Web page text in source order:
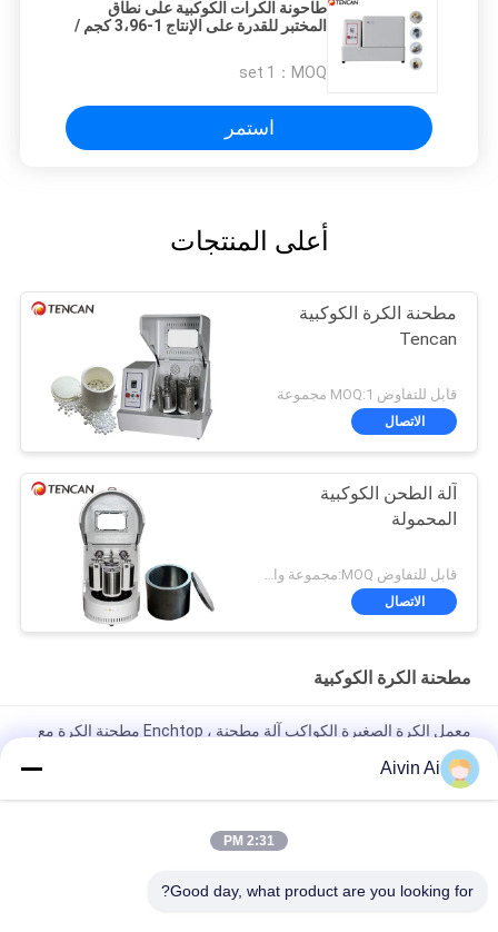
طاحونة الكرات الكوكبية على نطاق
المختبر للقدرة على الإنتاج 1-3،96 كجم /
MOQ：
1 set
استمر
أعلى المنتجات
مطحنة الكرة الكوكبية
Tencan
قابل للتفاوض MOQ:1 مجموعة
الاتصال
آلة الطحن الكوكبية
المحمولة
قابل للتفاوض MOQ:مجموعة واحدة
الاتصال
مطحنة الكرة الكوكبية
معمل الكرة الصغيرة الكواكب آلة مطحنة ، Enchtop مطحنة الكرة مع
الإخراج 0.1 ميكرون
XQM-0.4A أفضل سعر مختبر الكرة الكواكب الصغيرة مطحنة مع
الدقيقة تدوير السرعة
Aivin Ai
2:31 PM
Good day, what product are you looking for?